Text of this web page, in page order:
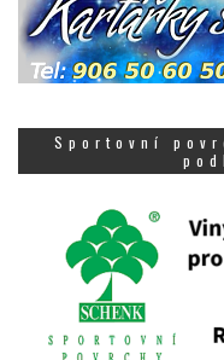
Sportovní